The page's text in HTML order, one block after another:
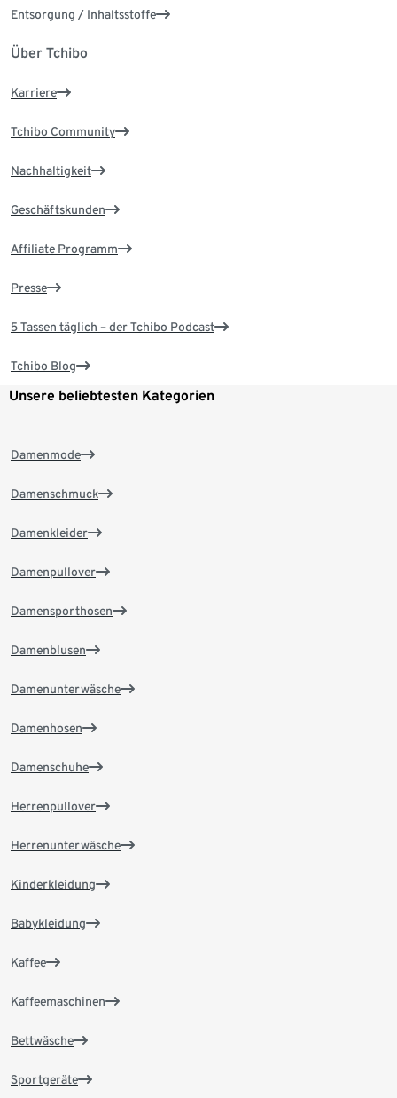
Entsorgung / Inhaltsstoffe
Über Tchibo
Karriere
Tchibo Community
Nachhaltigkeit
Geschäftskunden
Affiliate Programm
Presse
5 Tassen täglich – der Tchibo Podcast
Tchibo Blog
Unsere beliebtesten Kategorien
Damenmode
Damenschmuck
Damenkleider
Damenpullover
Damensporthosen
Damenblusen
Damenunterwäsche
Damenhosen
Damenschuhe
Herrenpullover
Herrenunterwäsche
Kinderkleidung
Babykleidung
Kaffee
Kaffeemaschinen
Bettwäsche
Sportgeräte